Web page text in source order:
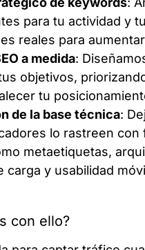
para tu actividad y
reales para
a medida:
objetivos,
tu
de la base técnica:
lo rastreen con
metaetiquetas,
carga y usabilidad
con ello?